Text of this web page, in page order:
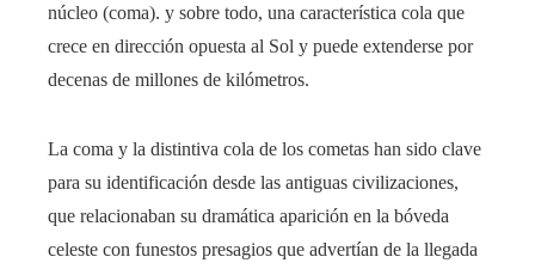
núcleo (coma). y sobre todo, una característica cola que
crece en dirección opuesta al Sol y puede extenderse por
decenas de millones de kilómetros.
La coma y la distintiva cola de los cometas han sido clave
para su identificación desde las antiguas civilizaciones,
que relacionaban su dramática aparición en la bóveda
celeste con funestos presagios que advertían de la llegada